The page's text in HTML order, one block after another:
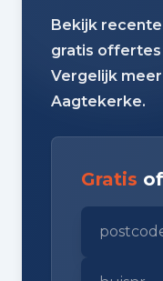
Bekijk
gratis offertes
Vergelijk
Aagtekerke.
Gratis